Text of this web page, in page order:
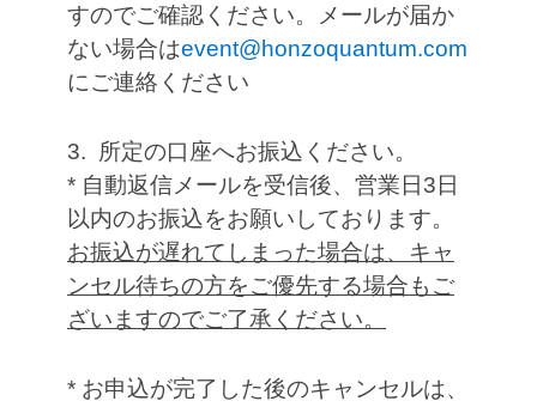
すのでご確認ください。メールが届か
ない場合はevent@honzoquantum.com
にご連絡ください
3. 所定の口座へお振込ください。
* 自動返信メールを受信後、営業日3日
以内のお振込をお願いしております。
お振込が遅れてしまった場合は、キャ
ンセル待ちの方をご優先する場合もご
ざいますのでご了承ください。
* お申込が完了した後のキャンセルは、